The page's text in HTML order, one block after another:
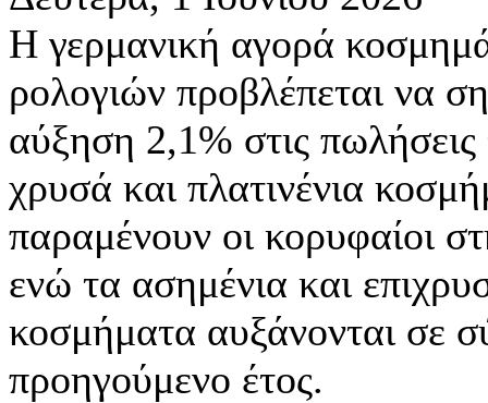
Η γερμανική αγορά
ρολογιών προβλέπεται να
αύξηση 2,1% στις
χρυσά και πλατινένια
παραμένουν οι κορυφαίοι
ενώ τα ασημένια και
κοσμήματα αυξάνονται σε
προηγούμενο έτος.